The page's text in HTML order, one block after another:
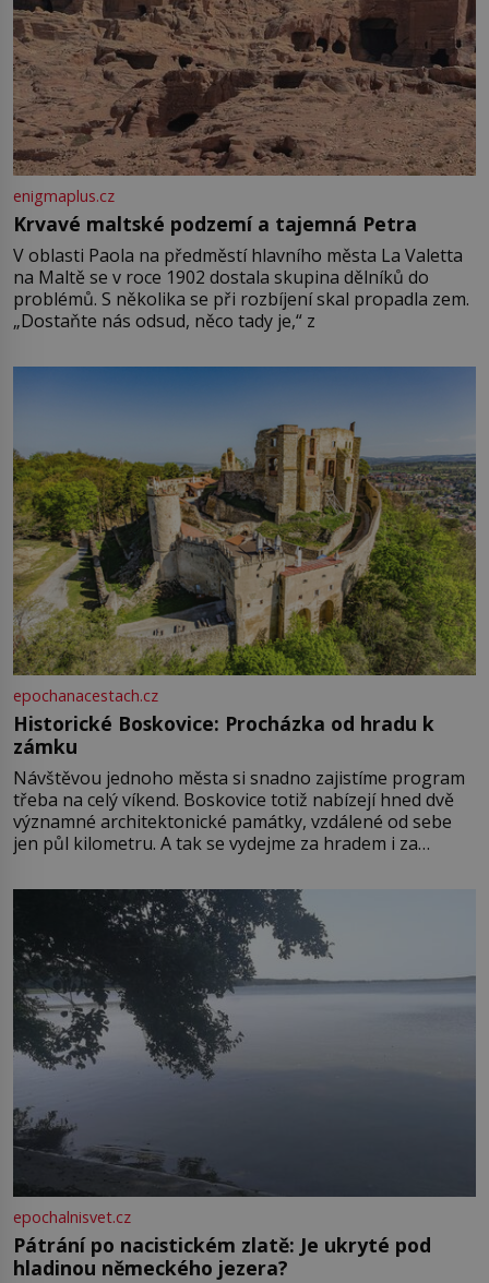
enigmaplus.cz
Krvavé maltské podzemí a tajemná Petra
V oblasti Paola na předměstí hlavního města La Valetta
na Maltě se v roce 1902 dostala skupina dělníků do
problémů. S několika se při rozbíjení skal propadla zem.
„Dostaňte nás odsud, něco tady je,“ z
epochanacestach.cz
Historické Boskovice: Procházka od hradu k
zámku
Návštěvou jednoho města si snadno zajistíme program
třeba na celý víkend. Boskovice totiž nabízejí hned dvě
významné architektonické památky, vzdálené od sebe
jen půl kilometru. A tak se vydejme za hradem i za
Boskovice na okraji Drahanské vrchoviny vznikla někdy
ve13. století, a už v roce 1313 kronikáři zaznamenali
epochalnisvet.cz
Pátrání po nacistickém zlatě: Je ukryté pod
hladinou německého jezera?